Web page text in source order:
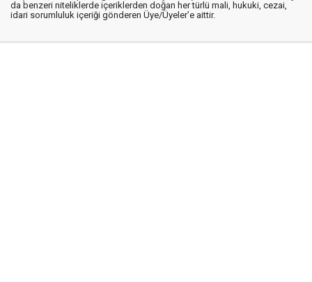
da benzeri niteliklerde içeriklerden doğan her türlü mali, hukuki, cezai,
idari sorumluluk içeriği gönderen Üye/Üyeler’e aittir.